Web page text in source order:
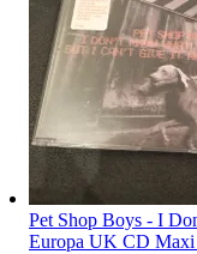
Pet Shop Boys - I
Europa UK CD